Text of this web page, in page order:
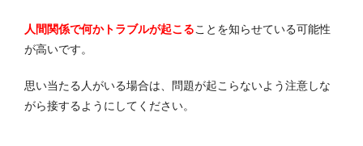
人間関係で何かトラブルが起こることを知らせている可能性
が高いです。
思い当たる人がいる場合は、問題が起こらないよう注意しな
がら接するようにしてください。